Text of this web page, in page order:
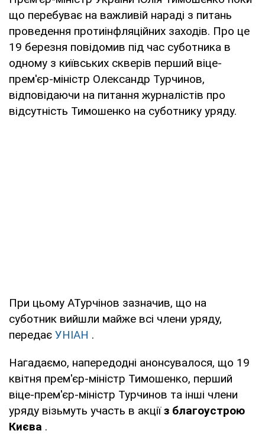
що перебуває на важливій нараді з питань
проведення протиінфляційних заходів. Про це
19 березня повідомив під час суботника в
одному з київських скверів перший віце-
прем'єр-міністр Олександр Турчинов,
відповідаючи на питання журналістів про
відсутність Тимошенко на суботнику уряду.
При цьому АТурчінов зазначив, що на
суботник вийшли майже всі члени уряду,
передає УНІАН .
Нагадаємо, напередодні анонсувалося, що 19
квітня прем'єр-міністр Тимошенко, перший
віце-прем'єр-міністр Турчинов та інші члени
уряду візьмуть участь в акціїз благоустрою
Києва .